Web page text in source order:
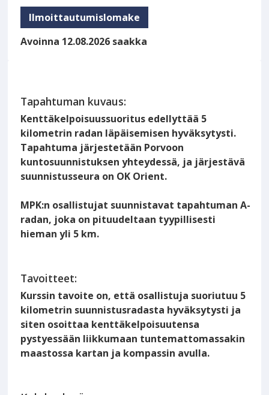
Ilmoittautumislomake
Avoinna 12.08.2026 saakka
Tapahtuman kuvaus:
Kenttäkelpoisuussuoritus edellyttää 5
kilometrin radan läpäisemisen hyväksytysti.
Tapahtuma järjestetään Porvoon
kuntosuunnistuksen yhteydessä, ja järjestävä
suunnistusseura on OK Orient.
MPK:n osallistujat suunnistavat tapahtuman A-
radan, joka on pituudeltaan tyypillisesti
hieman yli 5 km.
Tavoitteet:
Kurssin tavoite on, että osallistuja suoriutuu 5
kilometrin suunnistusradasta hyväksytysti ja
siten osoittaa kenttäkelpoisuutensa
pystyessään liikkumaan tuntemattomassakin
maastossa kartan ja kompassin avulla.